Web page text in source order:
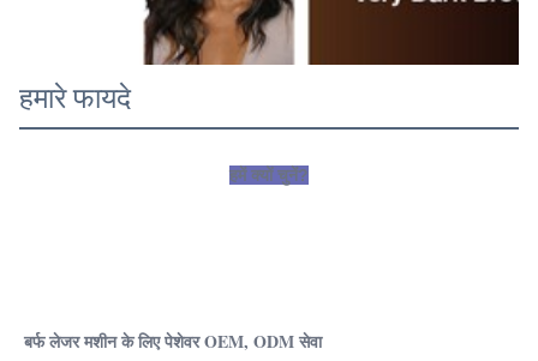
हमारे फायदे
हमें क्यों चुनें?
बर्फ लेजर मशीन के लिए पेशेवर OEM, ODM सेवा